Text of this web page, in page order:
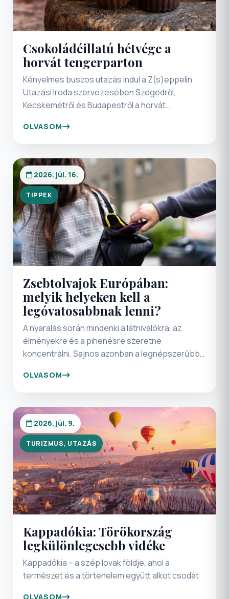
Csokoládéillatú hétvége a
horvát tengerparton
Kényelmes buszos utazás indul a Z(s)eppelin
Utazási Iroda szervezésében Szegedről,
Kecskemétről és Budapestről a horvát
Olyan különleges kétnapos programot állítottunk
össze, amely tökéletesen ötvözi a történelmi
kastélyok romantikáját, a mediterrán
kikötővárosok hangulatát és az igazi
gasztronómia élményét. Egy felejthetetlen
romantikus hétvégi feltöltődésre vágyik?
Tartson velünk a CSOKOLÁDÉFESZTIVÁL
OPATIJÁBAN utazásukon.
OLVASOM
2026. júl. 16.
TIPPEK
Zsebtolvajok Európában:
melyik helyeken kell a
legóvatosabbnak lenni?
A nyaralás során mindenki a látnivalókra, az
élményekre és a pihenésre szeretne
koncentrálni. Sajnos azonban a legnépszerűbb
hanem a zsebtolvajok is megjelennek. Legyen
szó egy hétvégi városlátogatásról vagy
hosszabb körutazásokról, néhány egyszerű
óvintézkedéssel jelentősen csökkenthető a
kellemetlen meglepetések esélye.
OLVASOM
2026. júl. 9.
TURIZMUS, UTAZÁS
Kappadókia: Törökország
legkülönlegesebb vidéke
Kappadókia – a szép lovak földje, ahol a
természet és a történelem együtt alkot csodát
OLVASOM